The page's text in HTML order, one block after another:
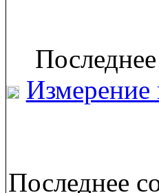
Измерение
Последнее